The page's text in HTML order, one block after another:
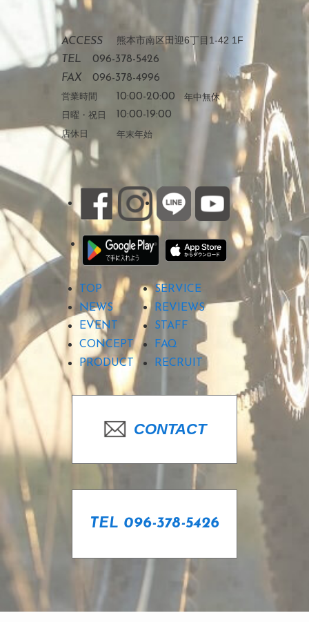
ACCESS 熊本市南区田迎6丁目1-42 1F
TEL
096-378-5426
FAX
096-378-4996
営業時間 10:00-20:00 年中無休
日曜・祝日
10:00-19:00
店休日 年末年始
TOP
SERVICE
NEWS
REVIEWS
EVENT
STAFF
CONCEPT
FAQ
PRODUCT
RECRUIT
CONTACT
TEL 096-378-5426